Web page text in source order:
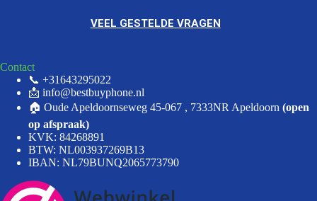
VEEL GESTELDE VRAGEN
Contact
📞 +31643295022
📩 info@bestbuyphone.nl
🏠 Oude Apeldoornseweg 45-067 , 7333NR Apeldoorn (open
op afspraak)
KVK: 84268891
BTW: NL003937269B13
IBAN: NL79BUNQ2065773790